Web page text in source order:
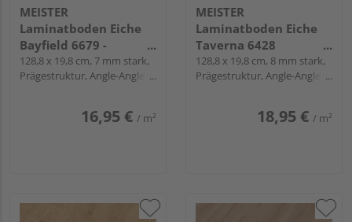
MEISTER
Laminatboden Eiche
Bayfield 6679 -
MeisterDesign.
laminate LD 55
128,8 x 19,8 cm, 7 mm stark,
Prägestruktur, Angle-Angle /
16,95 € / m²
MEISTER
Laminatboden Eiche
Taverna 6428
Landhausdiele -
MeisterDesign.
128,8 x 19,8 cm, 8 mm stark,
Prägestruktur, Angle-Angle /
18,95 € / m²